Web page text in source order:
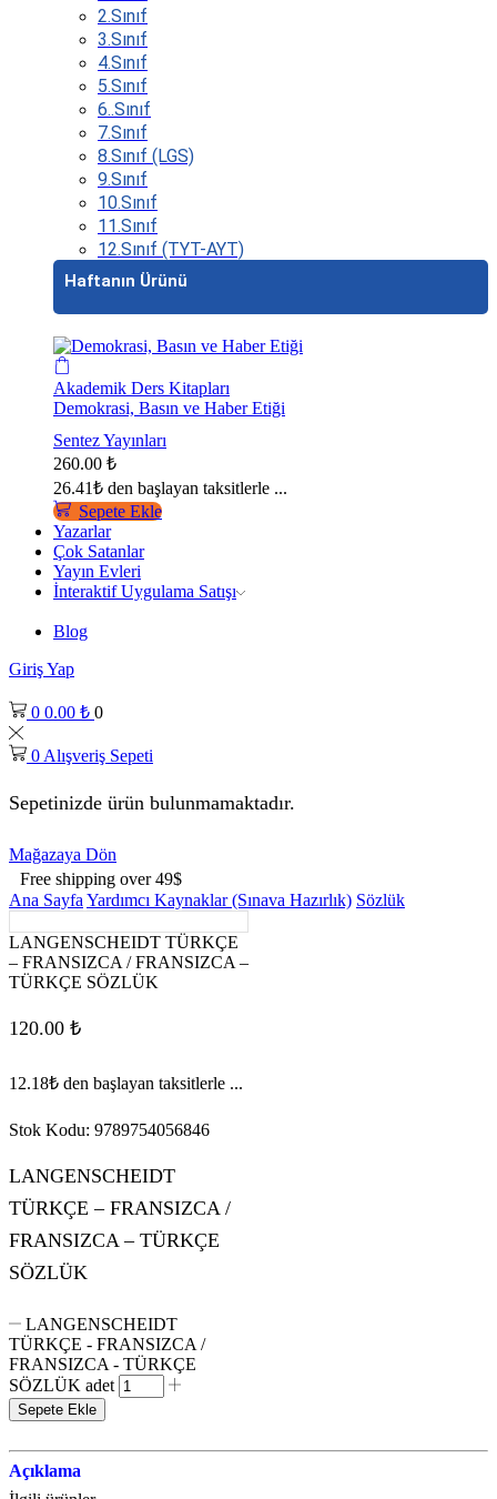
2.Sınıf
3.Sınıf
4.Sınıf
5.Sınıf
6..Sınıf
7.Sınıf
8.Sınıf (LGS)
9.Sınıf
10.Sınıf
11.Sınıf
12.Sınıf (TYT-AYT)
Haftanın Ürünü
Akademik Ders Kitapları
Demokrasi, Basın ve Haber Etiği
Sentez Yayınları
260.00 ₺
26.41₺ den başlayan taksitlerle ...
Sepete Ekle
Yazarlar
Çok Satanlar
Yayın Evleri
İnteraktif Uygulama Satışı
Blog
Giriş Yap
0 0.00 ₺ 0
0Alışveriş Sepeti
Sepetinizde ürün bulunmamaktadır.
Mağazaya Dön
Free shipping over 49$
Ana Sayfa Yardımcı Kaynaklar (Sınava Hazırlık) Sözlük
LANGENSCHEIDT TÜRKÇE
– FRANSIZCA / FRANSIZCA –
TÜRKÇE SÖZLÜK
120.00 ₺
12.18₺ den başlayan taksitlerle ...
Stok Kodu: 9789754056846
LANGENSCHEIDT
TÜRKÇE – FRANSIZCA /
FRANSIZCA – TÜRKÇE
SÖZLÜK
LANGENSCHEIDT
TÜRKÇE - FRANSIZCA /
FRANSIZCA - TÜRKÇE
SÖZLÜK adet
Sepete Ekle
Açıklama